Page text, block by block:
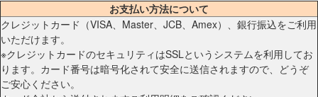
お支払い方法について
クレジットカード（VISA、Master、JCB、Amex）、銀行振込をご利用
いただけます。
※クレジットカードのセキュリティはSSLというシステムを利用してお
ります。カード番号は暗号化されて安全に送信されますので、どうぞ
ご安心ください。